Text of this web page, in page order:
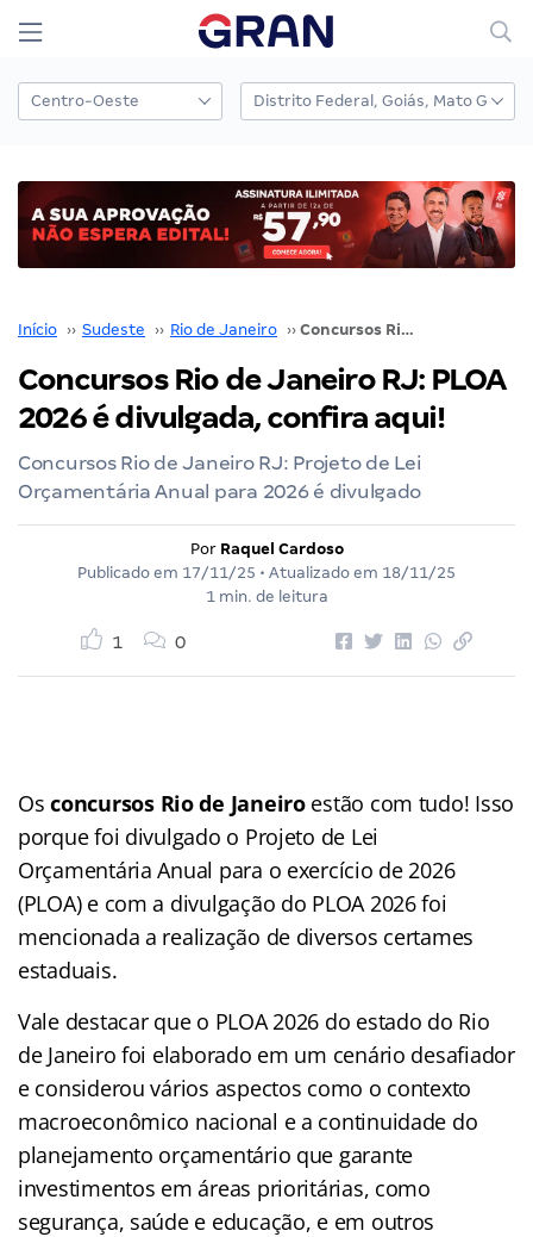
Início ›› Sudeste ›› Rio de Janeiro ›› Concursos Rio de Janeiro RJ: PLOA 2026 é divulgada, confira aqui!
Concursos Rio de Janeiro RJ: PLOA
2026 é divulgada, confira aqui!
Concursos Rio de Janeiro RJ: Projeto de Lei
Orçamentária Anual para 2026 é divulgado
Por Raquel Cardoso
Publicado em 17/11/25 • Atualizado em 18/11/25
1 min. de leitura
1 0
Osconcursos Rio de Janeiroestão com tudo! Isso
porque foi divulgado o Projeto de Lei
Orçamentária Anual para o exercício de 2026
(PLOA) e com a divulgação do PLOA 2026 foi
mencionada a realização de diversos certames
estaduais.
Vale destacar que o PLOA 2026 do estado do Rio
de Janeiro foi elaborado em um cenário desafiador
e considerou vários aspectos como o contexto
macroeconômico nacional e a continuidade do
planejamento orçamentário que garante
investimentos em áreas prioritárias, como
segurança, saúde e educação, e em outros